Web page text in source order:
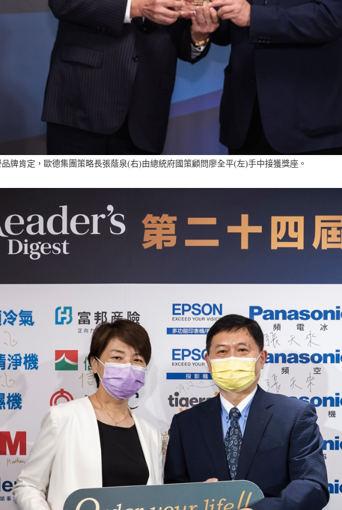
牌肯定，歐德集團策略長張蔭泉(右)由總統府國策顧問廖全平(左)手中接獲獎座。